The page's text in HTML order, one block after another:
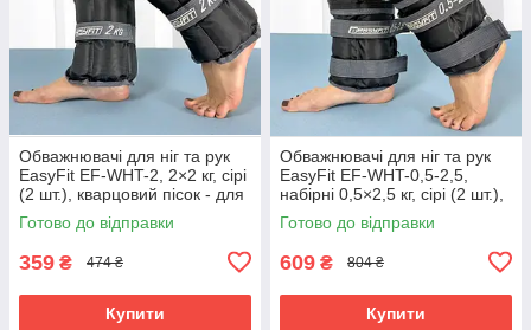
Обважнювачі для ніг та рук
EasyFit EF-WHT-2, 2×2 кг, сірі
(2 шт.), кварцовий пісок - для
фітнесу, бігу та аеробіки
Готово до відправки
359 ₴ 474 ₴
Купити
Обважнювачі для ніг та рук
EasyFit EF-WHT-0,5-2,5,
набірні 0,5×2,5 кг, сірі (2 шт.),
кварцовий пісок - для фітнесу
і бігу
Готово до відправки
609 ₴ 804 ₴
Купити